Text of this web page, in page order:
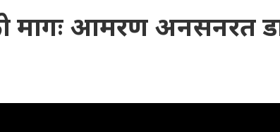
मागः आमरण अनसनरत